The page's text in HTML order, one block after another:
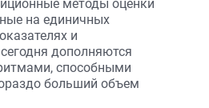
методы оценки
на единичных
и
дополняются
способными
больший объем